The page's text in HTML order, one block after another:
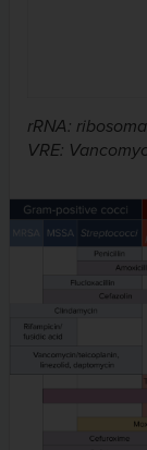
rRNA:
VRE: